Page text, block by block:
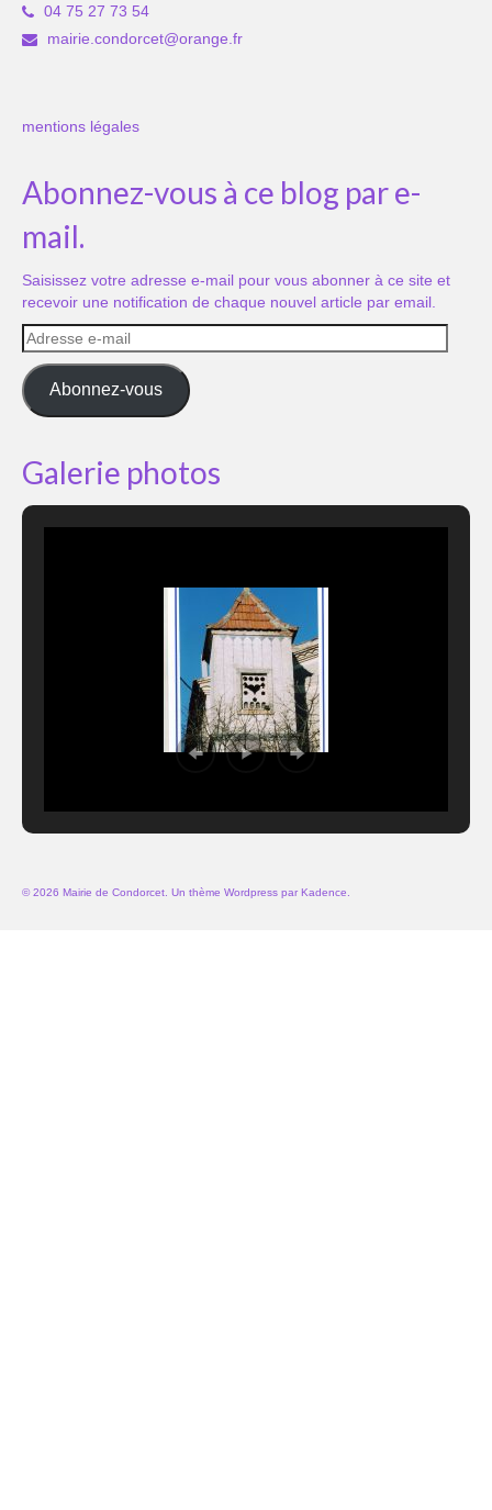
04 75 27 73 54
mairie.condorcet@orange.fr
mentions légales
Abonnez-vous à ce blog par e-
mail.
Saisissez votre adresse e-mail pour vous abonner à ce site et
recevoir une notification de chaque nouvel article par email.
Adresse
e-
mail
Abonnez-vous
Galerie photos
© 2026 Mairie de Condorcet. Un thème Wordpress par Kadence.